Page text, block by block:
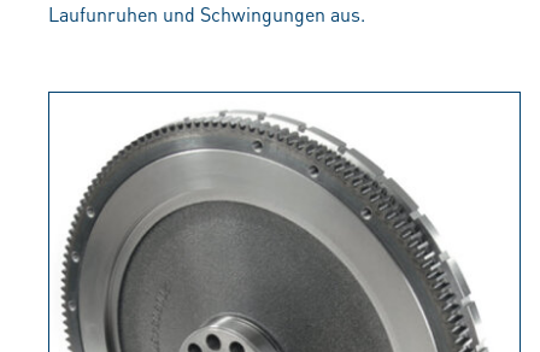
Laufunruhen und Schwingungen aus.